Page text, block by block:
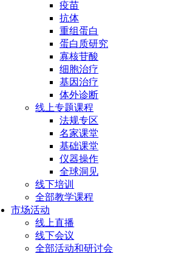
疫苗
抗体
重组蛋白
蛋白质研究
寡核苷酸
细胞治疗
基因治疗
体外诊断
线上专题课程
法规专区
名家课堂
基础课堂
仪器操作
全球洞见
线下培训
全部教学课程
市场活动
线上直播
线下会议
全部活动和研讨会